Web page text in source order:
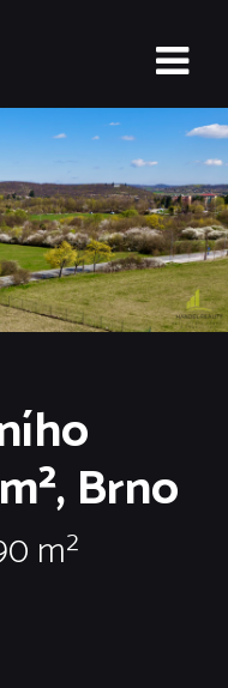
Brno
m²